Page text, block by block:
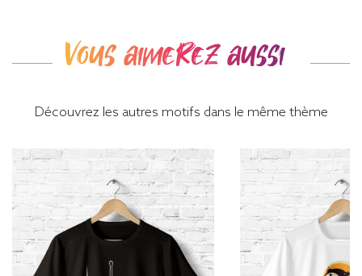
Vous aimerez aussi
Découvrez les autres motifs dans le même thème